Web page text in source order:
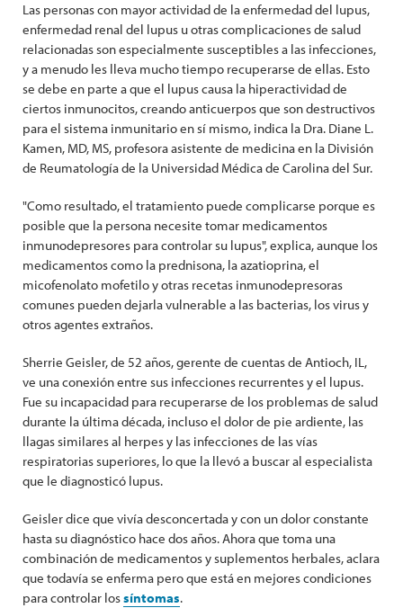
Las personas con mayor actividad de la enfermedad del lupus,
enfermedad renal del lupus u otras complicaciones de salud
relacionadas son especialmente susceptibles a las infecciones,
y a menudo les lleva mucho tiempo recuperarse de ellas. Esto
se debe en parte a que el lupus causa la hiperactividad de
ciertos inmunocitos, creando anticuerpos que son destructivos
para el sistema inmunitario en sí mismo, indica la Dra. Diane L.
Kamen, MD, MS, profesora asistente de medicina en la División
de Reumatología de la Universidad Médica de Carolina del Sur.
"Como resultado, el tratamiento puede complicarse porque es
posible que la persona necesite tomar medicamentos
inmunodepresores para controlar su lupus", explica, aunque los
medicamentos como la prednisona, la azatioprina, el
micofenolato mofetilo y otras recetas inmunodepresoras
comunes pueden dejarla vulnerable a las bacterias, los virus y
otros agentes extraños.
Sherrie Geisler, de 52 años, gerente de cuentas de Antioch, IL,
ve una conexión entre sus infecciones recurrentes y el lupus.
Fue su incapacidad para recuperarse de los problemas de salud
durante la última década, incluso el dolor de pie ardiente, las
llagas similares al herpes y las infecciones de las vías
respiratorias superiores, lo que la llevó a buscar al especialista
que le diagnosticó lupus.
Geisler dice que vivía desconcertada y con un dolor constante
hasta su diagnóstico hace dos años. Ahora que toma una
combinación de medicamentos y suplementos herbales, aclara
que todavía se enferma pero que está en mejores condiciones
para controlar lossíntomas.